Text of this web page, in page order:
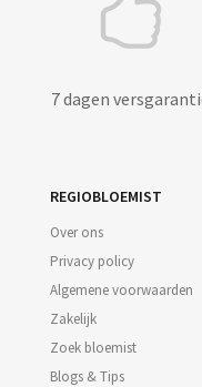
7 dagen
REGIOBLOEMIST
Over ons
Privacy policy
Algemene voorwaarden
Zakelijk
Zoek bloemist
Blogs & Tips